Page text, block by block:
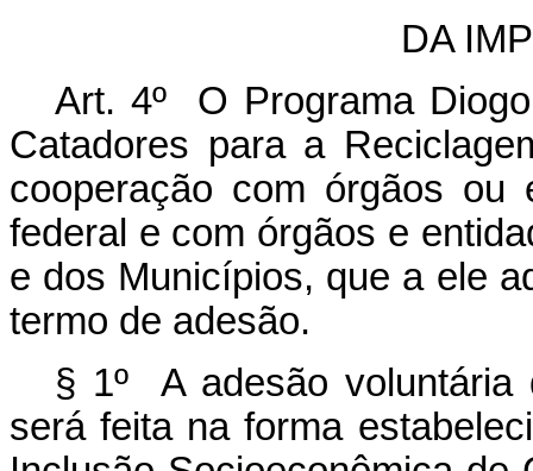
DA
Art. 4º O Programa
Catadores para a
cooperação com órgãos ou
federal e com órgãos e
e dos Municípios, que a ele
termo de adesão.
§ 1º A adesão voluntária
será feita na forma